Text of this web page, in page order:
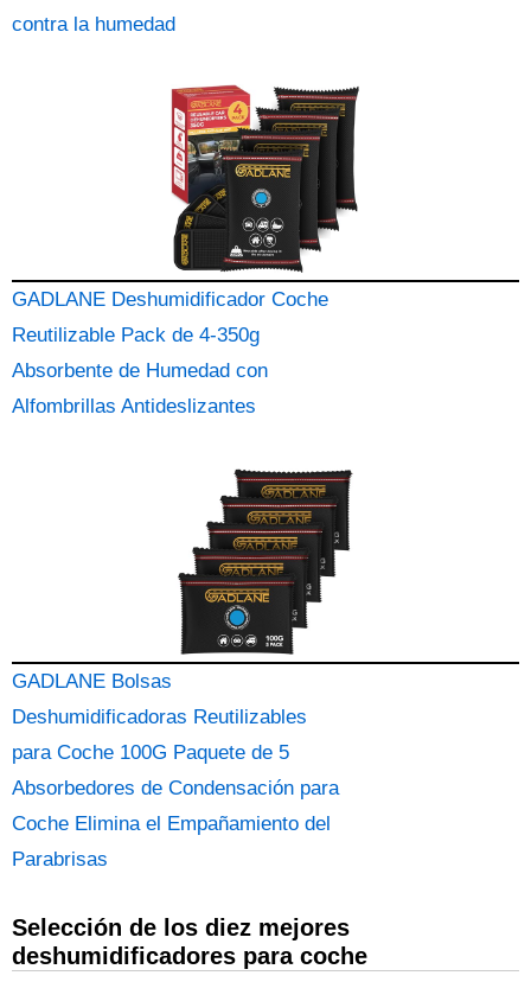
contra la humedad
GADLANE Deshumidificador Coche
Reutilizable Pack de 4-350g
Absorbente de Humedad con
Alfombrillas Antideslizantes
GADLANE Bolsas
Deshumidificadoras Reutilizables
para Coche 100G Paquete de 5
Absorbedores de Condensación para
Coche Elimina el Empañamiento del
Parabrisas
Selección de los diez mejores
deshumidificadores para coche